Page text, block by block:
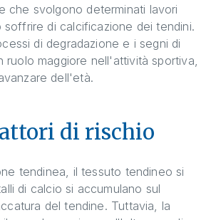
che svolgono determinati lavori
soffrire di calcificazione dei tendini.
di degradazione e i segni di
ruolo maggiore nell'attività sportiva,
dell'età.
di rischio
tendinea, il tessuto tendineo si
di calcio si accumulano sul
del tendine. Tuttavia, la